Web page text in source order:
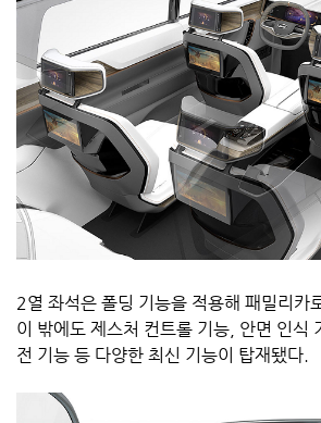
2열 좌석은 폴딩 기능을 적용해 패밀리카
이 밖에도 제스처 컨트롤 기능, 안면 인식
전 기능 등 다양한 최신 기능이 탑재됐다.